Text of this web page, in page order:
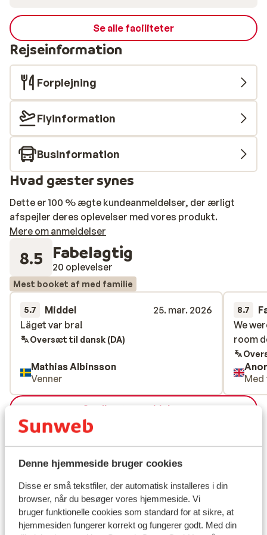
Denne hjemmeside bruger cookies
Disse er små tekstfiler, der automatisk installeres i din
browser, når du besøger vores hjemmeside. Vi
bruger funktionelle cookies som standard for at sikre, at
hjemmesiden fungerer korrekt og fungerer godt. Med din
Se alle faciliteter
Rejseinformation
Forplejning
Flyinformation
Businformation
Hvad gæster synes
Dette er 100 % ægte kundeanmeldelser, der ærligt
afspejler deres oplevelser med vores produkt.
Mere om anmeldelser
8.5 Fabelagtig
20 oplevelser
Mest booket af med familie
5.7 Middel
25. mar. 2026
Läget var bra!
Läget var bra!
Oversæt til dansk (DA)
Mathias Albinsson
Venner
8.7
We
room
We
room
Se alle 20 anmeldelser
Lokation
Se på kort